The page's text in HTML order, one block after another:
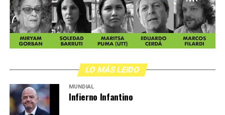
LO MÁS LEIDO
MUNDIAL
Infierno Infantino